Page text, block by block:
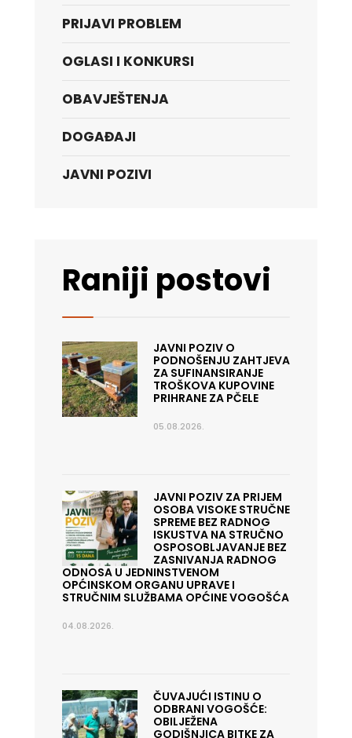
PRIJAVI PROBLEM
OGLASI I KONKURSI
OBAVJEŠTENJA
DOGAĐAJI
JAVNI POZIVI
Raniji postovi
JAVNI POZIV O
PODNOŠENJU ZAHTJEVA
ZA SUFINANSIRANJE
TROŠKOVA KUPOVINE
PRIHRANE ZA PČELE
05.08.2026.
JAVNI POZIV ZA PRIJEM
OSOBA VISOKE STRUČNE
SPREME BEZ RADNOG
ISKUSTVA NA STRUČNO
OSPOSOBLJAVANJE BEZ
ZASNIVANJA RADNOG
ODNOSA U JEDNINSTVENOM
OPĆINSKOM ORGANU UPRAVE I
STRUČNIM SLUŽBAMA OPĆINE VOGOŠĆA
04.08.2026.
ČUVAJUĆI ISTINU O
ODBRANI VOGOŠĆE:
OBILJEŽENA
GODIŠNJICA BITKE ZA